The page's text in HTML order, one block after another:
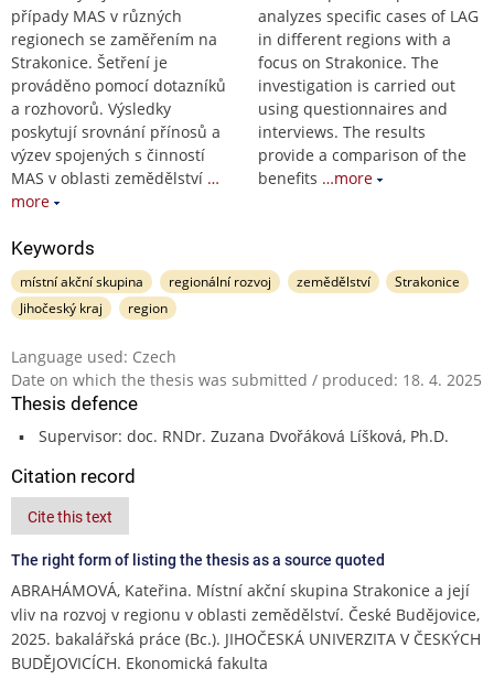
případy MAS v různých
regionech se zaměřením na
Strakonice. Šetření je
prováděno pomocí dotazníků
a rozhovorů. Výsledky
poskytují srovnání přínosů a
výzev spojených s činností
MAS v oblasti zemědělství …
more
analyzes specific cases of LAG
in different regions with a
focus on Strakonice. The
investigation is carried out
using questionnaires and
interviews. The results
provide a comparison of the
benefits …more
Keywords
místní akční skupina regionální rozvoj zemědělství
Strakonice
Jihočeský kraj
region
Language used: Czech
Date on which the thesis was submitted / produced: 18. 4. 2025
Thesis defence
Supervisor: doc. RNDr. Zuzana Dvořáková Líšková, Ph.D.
Citation record
Cite this text
The right form of listing the thesis as a source quoted
ABRAHÁMOVÁ, Kateřina. Místní akční skupina Strakonice a její
vliv na rozvoj v regionu v oblasti zemědělství. České Budějovice,
2025. bakalářská práce (Bc.). JIHOČESKÁ UNIVERZITA V ČESKÝCH
BUDĚJOVICÍCH. Ekonomická fakulta